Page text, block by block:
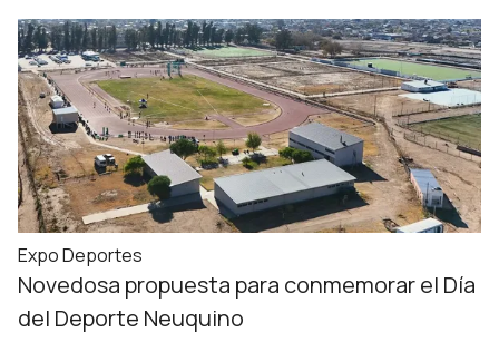
Expo Deportes
Novedosa propuesta para conmemorar el Día
del Deporte Neuquino